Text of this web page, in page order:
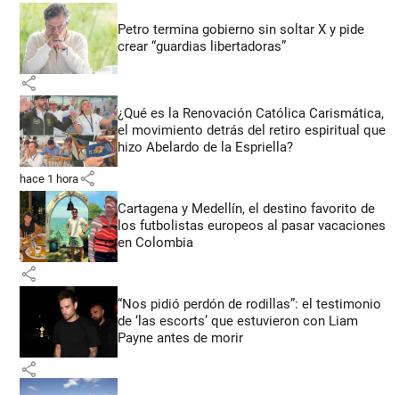
Petro termina gobierno sin soltar X y pide
crear “guardias libertadoras”
share
¿Qué es la Renovación Católica Carismática,
el movimiento detrás del retiro espiritual que
hizo Abelardo de la Espriella?
hace 1 hora share
Cartagena y Medellín, el destino favorito de
los futbolistas europeos al pasar vacaciones
en Colombia
share
“Nos pidió perdón de rodillas”: el testimonio
de ‘las escorts’ que estuvieron con Liam
Payne antes de morir
share